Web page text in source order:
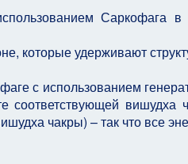
Саркофага
которые удерживают
с использованием
соответствующей
чакры) – так что все